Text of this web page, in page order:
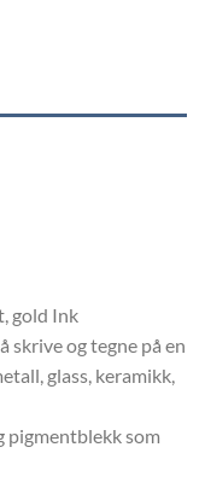
gold Ink
og tegne på en
glass, keramikk,
pigmentblekk som